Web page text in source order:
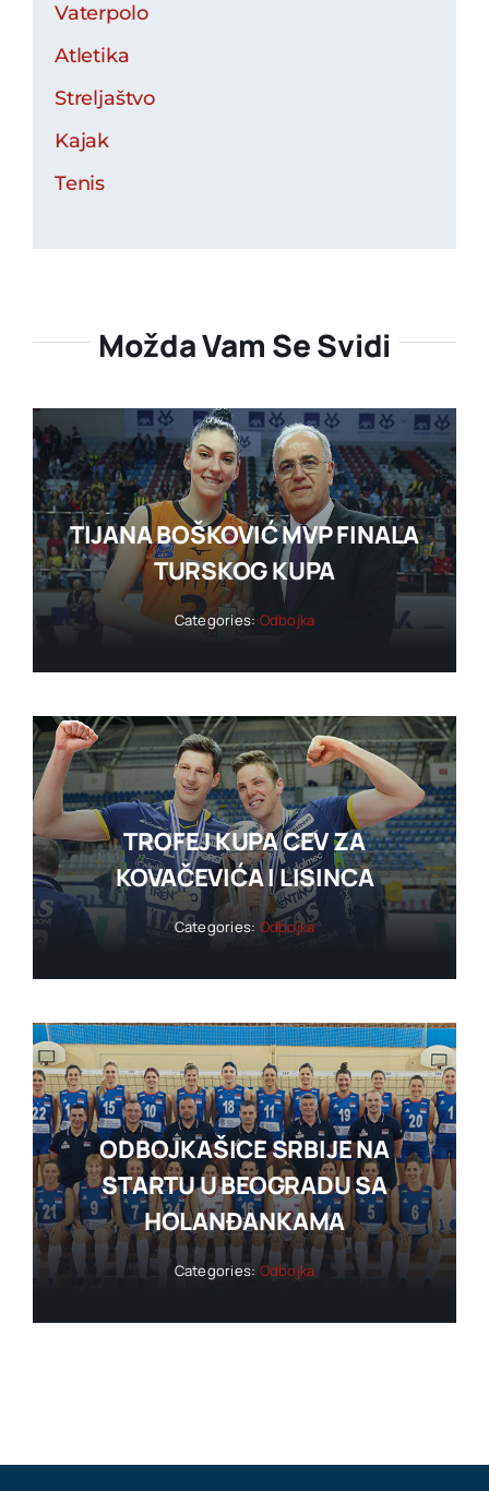
Vaterpolo
Atletika
Streljaštvo
Kajak
Tenis
Možda Vam Se Svidi
TIJANA BOŠKOVIĆ MVP FINALA
TURSKOG KUPA
Categories: Odbojka
TROFEJ KUPA CEV ZA
KOVAČEVIĆA I LISINCA
Categories: Odbojka
ODBOJKAŠICE SRBIJE NA
STARTU U BEOGRADU SA
HOLANĐANKAMA
Categories: Odbojka